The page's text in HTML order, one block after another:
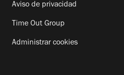
Aviso de privacidad
Time Out Group
Administrar cookies